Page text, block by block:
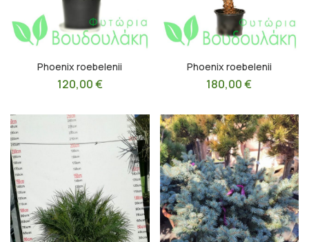
Phoenix roebelenii
120,00€
Phoenix roebelenii
180,00€